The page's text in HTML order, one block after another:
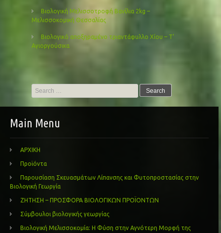
Βιολογική Μελισσοτροφή Βανίλια 2kg –
Μελισσοκομική Θεσσαλίας
Βιολογικό αποξηραμένο τριαντάφυλλο Χίου – Τ’
Αγιοργούσικα
Search
for:
Main Menu
ΑΡΧΙΚΗ
Προϊόντα
Παρουσίαση Σκευασμάτων Λίπανσης και Φυτοπροστασίας στην
Βιολογική Γεωργία
ΖΗΤΗΣΗ – ΠΡΟΣΦΟΡΑ ΒΙΟΛΟΓΙΚΩΝ ΠΡΟΪΟΝΤΩΝ
Σύμβουλοι βιολογικής γεωργίας
Βιολογική Μελισσοκομία: Η Φύση στην Αγνότερη Μορφή της